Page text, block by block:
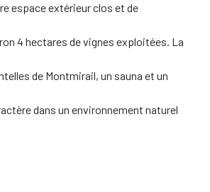
espace extérieur clos et de
4 hectares de vignes exploitées. La
de Montmirail, un sauna et un
dans un environnement naturel